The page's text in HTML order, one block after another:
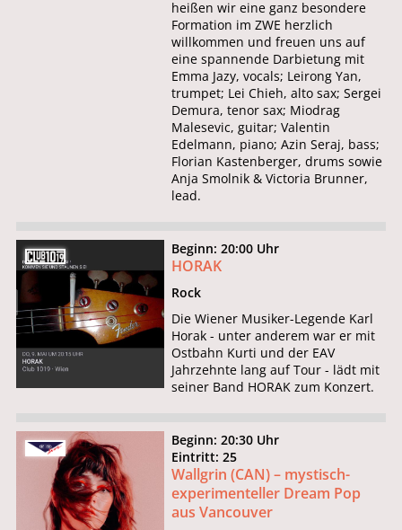
heißen wir eine ganz besondere
Formation im ZWE herzlich
willkommen und freuen uns auf
eine spannende Darbietung mit
Emma Jazy, vocals; Leirong Yan,
trumpet; Lei Chieh, alto sax; Sergei
Demura, tenor sax; Miodrag
Malesevic, guitar; Valentin
Edelmann, piano; Azin Seraj, bass;
Florian Kastenberger, drums sowie
Anja Smolnik & Victoria Brunner,
lead.
Beginn: 20:00 Uhr
HORAK
Rock
Die Wiener Musiker-Legende Karl
Horak - unter anderem war er mit
Ostbahn Kurti und der EAV
Jahrzehnte lang auf Tour - lädt mit
seiner Band HORAK zum Konzert.
Beginn: 20:30 Uhr
Eintritt: 25
Wallgrin (CAN) – mystisch-
experimenteller Dream Pop
aus Vancouver